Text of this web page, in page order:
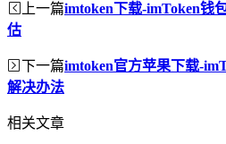
上一篇imtoken下载-imToken钱
估
下一篇imtoken官方苹果下载-
解决办法
相关文章